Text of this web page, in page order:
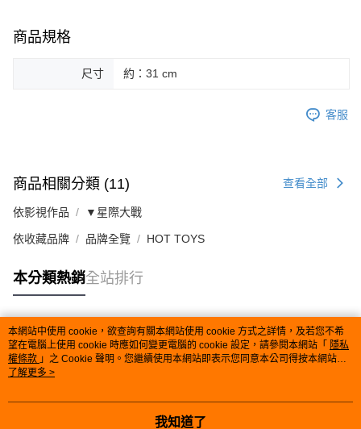
商品規格
尺寸 約：31 cm
客服
商品相關分類 (11) 查看全部
依影視作品 ▼星際大戰
依收藏品牌 品牌全覽 HOT TOYS
本分類熱銷全站排行
熱門標籤
本網站中使用 cookie，欲查詢有關本網站使用 cookie 方式之詳情，及若您不希
望在電腦上使用 cookie 時應如何變更電腦的 cookie 設定，請參閱本網站「 隱私
權條款 」之 Cookie 聲明。您繼續使用本網站即表示您同意本公司得按本網站使
用條款之 Cookie 聲明使用 cookie。
了解更多 >
我知道了